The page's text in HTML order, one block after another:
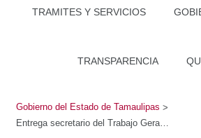
TRAMITES Y SERVICIOS
TRANSPARENCIA
Gobierno del Estado de Tamaulipas >